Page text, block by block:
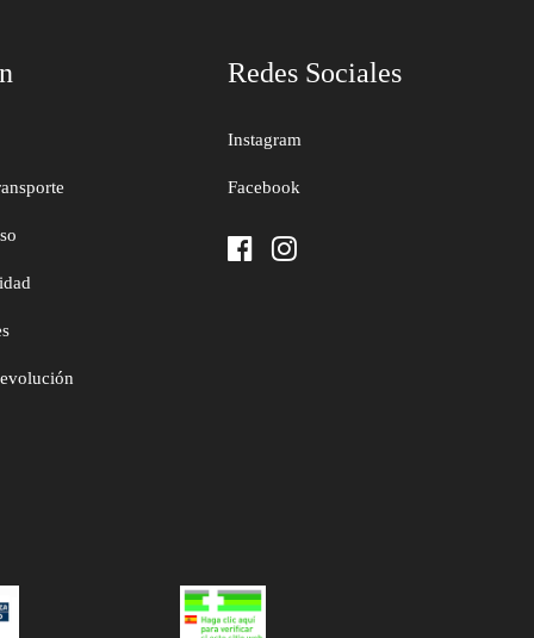
Redes Sociales
Instagram
Facebook